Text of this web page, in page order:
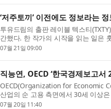
‘저주토끼’ 이전에도 정보라는
투유드림의 출판 레이블 텍스티
간했다. 한 작가의 시작을 읽는 일은
길...
07월 21일 09:00
직능연, OECD ‘한국경제보고서
OECD(Organization for Economic
산업의 순 고용 측면에서 30세 이상
Brief 3...
07월 20일 11:40